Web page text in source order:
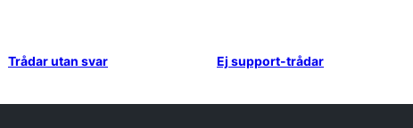
Trådar utan svar Ej support-trådar